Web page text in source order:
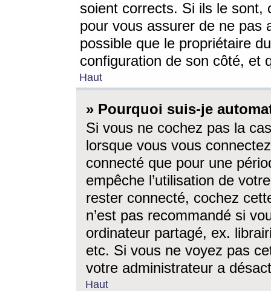
soient corrects. Si ils le sont,
pour vous assurer de ne pas
possible que le propriétaire
configuration de son côté, et
Haut
» Pourquoi suis-je
Si vous ne cochez pas la
lorsque vous vous
connecté que pour une
empêche l’utilisation de
rester connecté, cochez
n’est pas recommandé si
ordinateur partagé, ex.
etc. Si vous ne voyez pas
votre administrateur a
Haut